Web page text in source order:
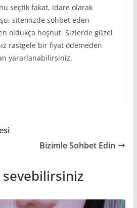
seçtik fakat, idare olarak
sitemizde sohbet eden
oldukça hoşnut. Sizlerde güzel
rastgele bir fiyat ödemeden
yararlanabilirsiniz.
Bizimle Sohbet Edin
sevebilirsiniz